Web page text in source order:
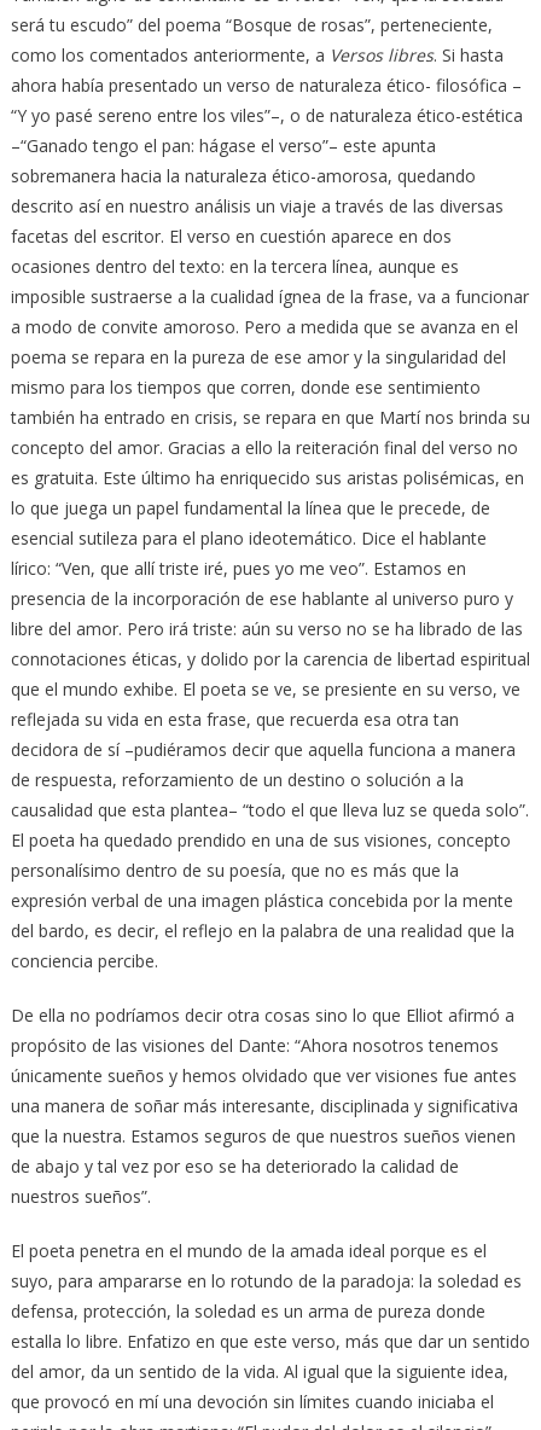
será tu escudo” del poema “Bosque de rosas”, perteneciente,
como los comentados anteriormente, a Versos libres. Si hasta
ahora había presentado un verso de naturaleza ético- filosófica –
“Y yo pasé sereno entre los viles”–, o de naturaleza ético-estética
–“Ganado tengo el pan: hágase el verso”– este apunta
sobremanera hacia la naturaleza ético-amorosa, quedando
descrito así en nuestro análisis un viaje a través de las diversas
facetas del escritor. El verso en cuestión aparece en dos
ocasiones dentro del texto: en la tercera línea, aunque es
imposible sustraerse a la cualidad ígnea de la frase, va a funcionar
a modo de convite amoroso. Pero a medida que se avanza en el
poema se repara en la pureza de ese amor y la singularidad del
mismo para los tiempos que corren, donde ese sentimiento
también ha entrado en crisis, se repara en que Martí nos brinda su
concepto del amor. Gracias a ello la reiteración final del verso no
es gratuita. Este último ha enriquecido sus aristas polisémicas, en
lo que juega un papel fundamental la línea que le precede, de
esencial sutileza para el plano ideotemático. Dice el hablante
lírico: “Ven, que allí triste iré, pues yo me veo”. Estamos en
presencia de la incorporación de ese hablante al universo puro y
libre del amor. Pero irá triste: aún su verso no se ha librado de las
connotaciones éticas, y dolido por la carencia de libertad espiritual
que el mundo exhibe. El poeta se ve, se presiente en su verso, ve
reflejada su vida en esta frase, que recuerda esa otra tan
decidora de sí –pudiéramos decir que aquella funciona a manera
de respuesta, reforzamiento de un destino o solución a la
causalidad que esta plantea– “todo el que lleva luz se queda solo”.
El poeta ha quedado prendido en una de sus visiones, concepto
personalísimo dentro de su poesía, que no es más que la
expresión verbal de una imagen plástica concebida por la mente
del bardo, es decir, el reflejo en la palabra de una realidad que la
conciencia percibe.
De ella no podríamos decir otra cosas sino lo que Elliot afirmó a
propósito de las visiones del Dante: “Ahora nosotros tenemos
únicamente sueños y hemos olvidado que ver visiones fue antes
una manera de soñar más interesante, disciplinada y significativa
que la nuestra. Estamos seguros de que nuestros sueños vienen
de abajo y tal vez por eso se ha deteriorado la calidad de
nuestros sueños”.
El poeta penetra en el mundo de la amada ideal porque es el
suyo, para ampararse en lo rotundo de la paradoja: la soledad es
defensa, protección, la soledad es un arma de pureza donde
estalla lo libre. Enfatizo en que este verso, más que dar un sentido
del amor, da un sentido de la vida. Al igual que la siguiente idea,
que provocó en mí una devoción sin límites cuando iniciaba el